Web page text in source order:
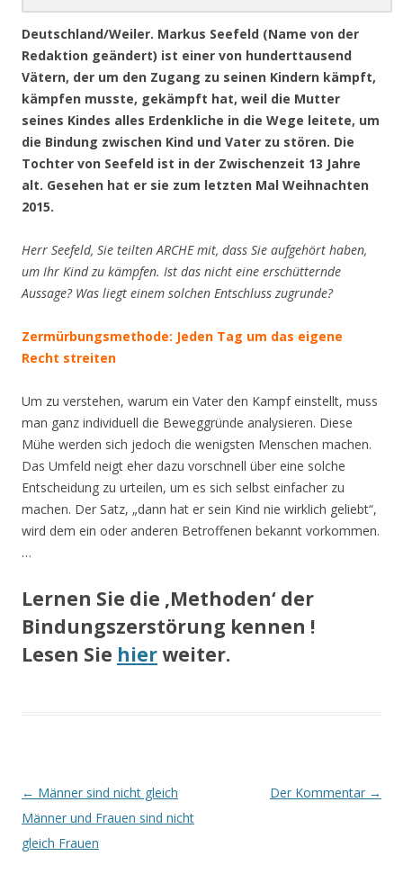
Deutschland/Weiler. Markus Seefeld (Name von der
Redaktion geändert) ist einer von hunderttausend
Vätern, der um den Zugang zu seinen Kindern kämpft,
kämpfen musste, gekämpft hat, weil die Mutter
seines Kindes alles Erdenkliche in die Wege leitete, um
die Bindung zwischen Kind und Vater zu stören. Die
Tochter von Seefeld ist in der Zwischenzeit 13 Jahre
alt. Gesehen hat er sie zum letzten Mal Weihnachten
2015.
Herr Seefeld, Sie teilten ARCHE mit, dass Sie aufgehört haben,
um Ihr Kind zu kämpfen. Ist das nicht eine erschütternde
Aussage? Was liegt einem solchen Entschluss zugrunde?
Zermürbungsmethode: Jeden Tag um das eigene
Recht streiten
Um zu verstehen, warum ein Vater den Kampf einstellt, muss
man ganz individuell die Beweggründe analysieren. Diese
Mühe werden sich jedoch die wenigsten Menschen machen.
Das Umfeld neigt eher dazu vorschnell über eine solche
Entscheidung zu urteilen, um es sich selbst einfacher zu
machen. Der Satz, „dann hat er sein Kind nie wirklich geliebt“,
wird dem ein oder anderen Betroffenen bekannt vorkommen.
…
Lernen Sie die ‚Methoden‘ der
Bindungszerstörung kennen !
Lesen Sie hierweiter.
Beitrags-
Navigation
← Männer sind nicht gleich
Männer und Frauen sind nicht
gleich Frauen
Der Kommentar →